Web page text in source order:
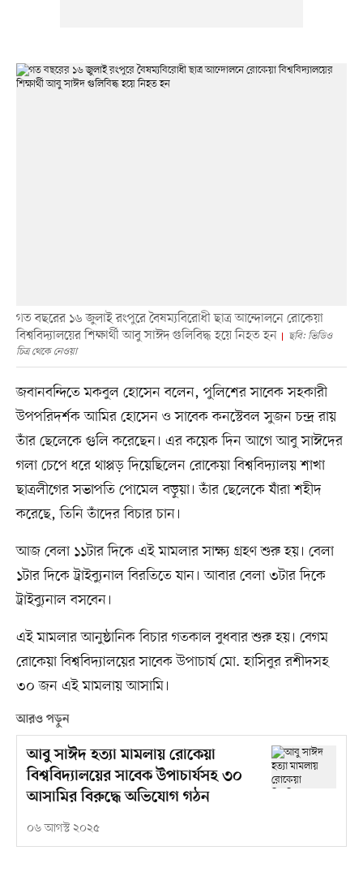
গত বছরের ১৬ জুলাই রংপুরে বৈষম্যবিরোধী ছাত্র আন্দোলনে রোকেয়া
বিশ্ববিদ্যালয়ের শিক্ষার্থী আবু সাঈদ গুলিবিদ্ধ হয়ে নিহত হন
ছবি: ভিডিও
চিত্র থেকে নেওয়া
জবানবন্দিতে মকবুল হোসেন বলেন, পুলিশের সাবেক সহকারী
উপপরিদর্শক আমির হোসেন ও সাবেক কনস্টেবল সুজন চন্দ্র রায়
তাঁর ছেলেকে গুলি করেছেন। এর কয়েক দিন আগে আবু সাঈদের
গলা চেপে ধরে থাপ্পড় দিয়েছিলেন রোকেয়া বিশ্ববিদ্যালয় শাখা
ছাত্রলীগের সভাপতি পোমেল বড়ুয়া। তাঁর ছেলেকে যাঁরা শহীদ
করেছে, তিনি তাঁদের বিচার চান।
আজ বেলা ১১টার দিকে এই মামলার সাক্ষ্য গ্রহণ শুরু হয়। বেলা
১টার দিকে ট্রাইব্যুনাল বিরতিতে যান। আবার বেলা ৩টার দিকে
ট্রাইব্যুনাল বসবেন।
এই মামলার আনুষ্ঠানিক বিচার গতকাল বুধবার শুরু হয়। বেগম
রোকেয়া বিশ্ববিদ্যালয়ের সাবেক উপাচার্য মো. হাসিবুর রশীদসহ
৩০ জন এই মামলায় আসামি।
আরও পড়ুন
আবু সাঈদ হত্যা মামলায় রোকেয়া
বিশ্ববিদ্যালয়ের সাবেক উপাচার্যসহ ৩০
আসামির বিরুদ্ধে অভিযোগ গঠন
০৬ আগস্ট ২০২৫